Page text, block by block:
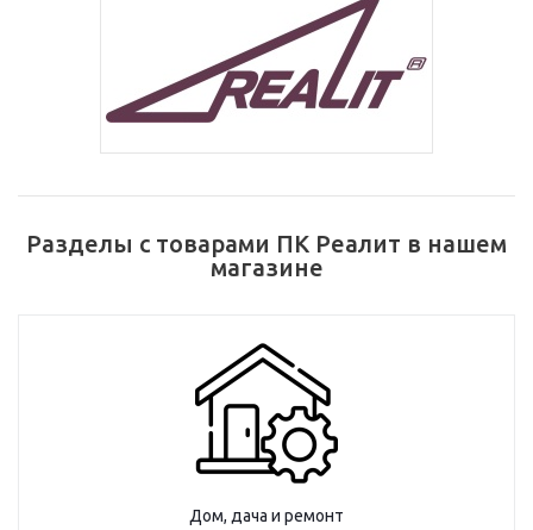
Разделы с товарами ПК Реалит в нашем
магазине
Дом, дача и ремонт